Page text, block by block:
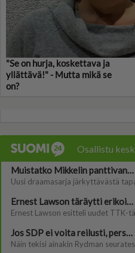
"Se on hurja, koskettava ja
yllättävä!" - Mutta mikä se
on?